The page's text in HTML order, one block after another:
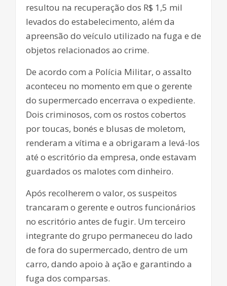
resultou na recuperação dos R$ 1,5 mil
levados do estabelecimento, além da
apreensão do veículo utilizado na fuga e de
objetos relacionados ao crime.
De acordo com a Polícia Militar, o assalto
aconteceu no momento em que o gerente
do supermercado encerrava o expediente.
Dois criminosos, com os rostos cobertos
por toucas, bonés e blusas de moletom,
renderam a vítima e a obrigaram a levá-los
até o escritório da empresa, onde estavam
guardados os malotes com dinheiro.
Após recolherem o valor, os suspeitos
trancaram o gerente e outros funcionários
no escritório antes de fugir. Um terceiro
integrante do grupo permaneceu do lado
de fora do supermercado, dentro de um
carro, dando apoio à ação e garantindo a
fuga dos comparsas.